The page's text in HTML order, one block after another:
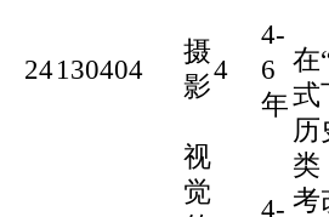
24130404
摄
影
4
4-
6
年
在
式
历
类
考
视
觉
4-